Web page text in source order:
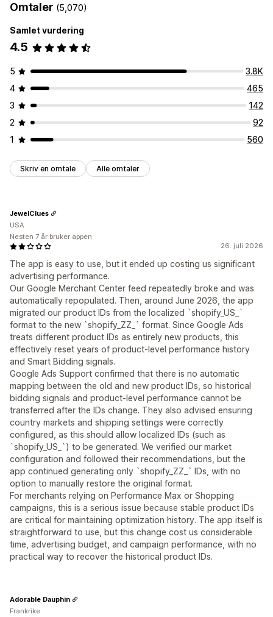
Omtaler (5,070)
Samlet vurdering
4.5
5
3.8K
4
465
3
142
2
92
1
560
Skriv en omtale Alle omtaler
26. juli 2026
The app is easy to use, but it ended up costing us significant
advertising performance.
Our Google Merchant Center feed repeatedly broke and was
automatically repopulated. Then, around June 2026, the app
migrated our product IDs from the localized `shopify_US_`
format to the new `shopify_ZZ_` format. Since Google Ads
treats different product IDs as entirely new products, this
effectively reset years of product-level performance history
and Smart Bidding signals.
Google Ads Support confirmed that there is no automatic
mapping between the old and new product IDs, so historical
bidding signals and product-level performance cannot be
transferred after the IDs change. They also advised ensuring
country markets and shipping settings were correctly
configured, as this should allow localized IDs (such as
`shopify_US_`) to be generated. We verified our market
configuration and followed their recommendations, but the
app continued generating only `shopify_ZZ_` IDs, with no
option to manually restore the original format.
For merchants relying on Performance Max or Shopping
campaigns, this is a serious issue because stable product IDs
are critical for maintaining optimization history. The app itself is
straightforward to use, but this change cost us considerable
time, advertising budget, and campaign performance, with no
practical way to recover the historical product IDs.
JewelClues
USA
Nesten 7 år bruker appen
Adorable Dauphin
Frankrike